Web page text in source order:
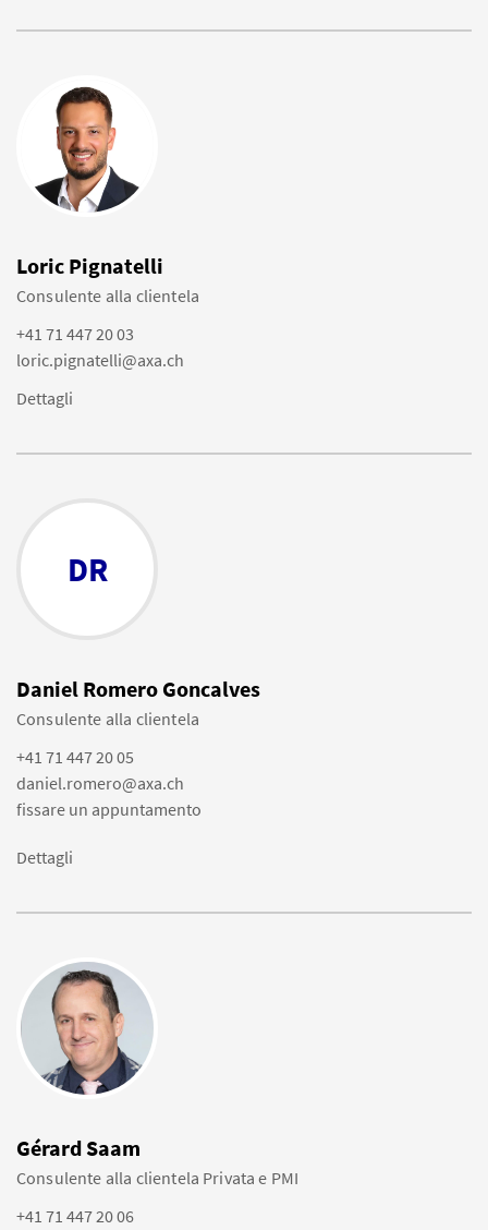
Loric Pignatelli
Consulente alla clientela
+41 71 447 20 03
loric.pignatelli@axa.ch
Dettagli
DR
Daniel Romero Goncalves
Consulente alla clientela
+41 71 447 20 05
daniel.romero@axa.ch
fissare un appuntamento
Dettagli
Gérard Saam
Consulente alla clientela Privata e PMI
+41 71 447 20 06